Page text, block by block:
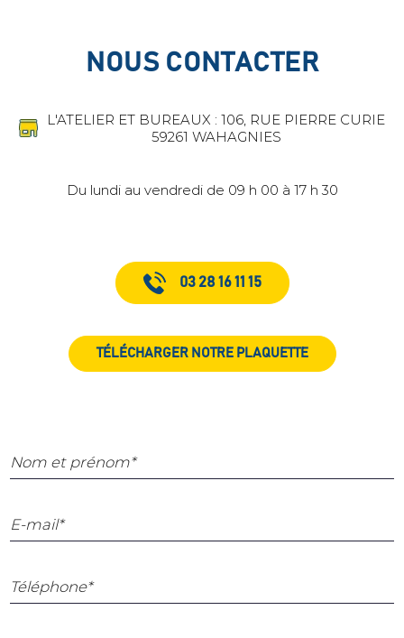
NOUS CONTACTER
L'ATELIER ET BUREAUX : 106, RUE PIERRE CURIE
59261 WAHAGNIES
Du lundi au vendredi de 09 h 00 à 17 h 30
03 28 16 11 15
TÉLÉCHARGER NOTRE PLAQUETTE
Nom et prénom*
E-mail*
Téléphone*